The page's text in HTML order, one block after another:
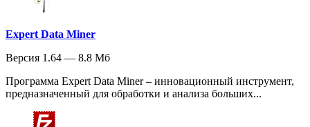
Expert Data Miner
Версия 1.64 — 8.8 Мб
Программа Expert Data Miner – инновационный инструмент,
предназначенный для обработки и анализа больших...